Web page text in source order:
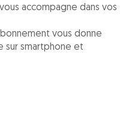
accompagne dans vos
vous donne
sur smartphone et